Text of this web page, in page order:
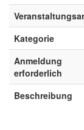
Kategorie
Anmeldung
erforderlich
Beschreibung